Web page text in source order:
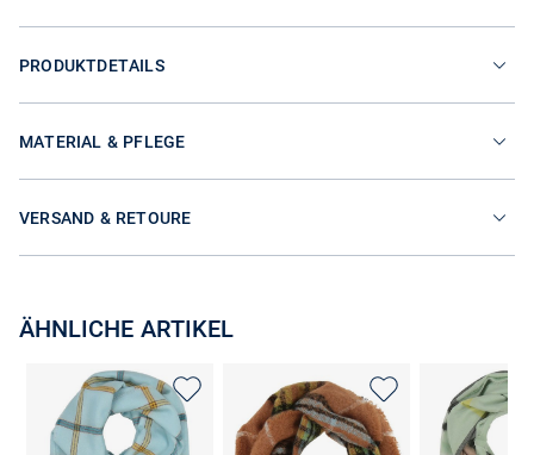
PRODUKTDETAILS
MATERIAL & PFLEGE
VERSAND & RETOURE
ÄHNLICHE ARTIKEL